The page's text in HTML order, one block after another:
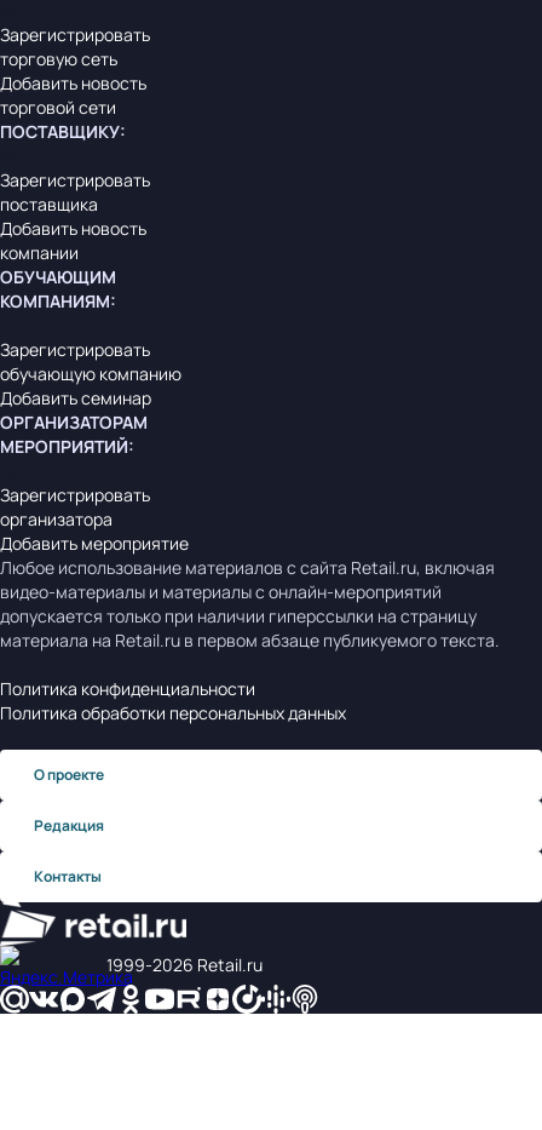
Зарегистрировать
торговую сеть
Добавить новость
торговой сети
ПОСТАВЩИКУ:
Зарегистрировать
поставщика
Добавить новость
компании
ОБУЧАЮЩИМ
КОМПАНИЯМ:
Зарегистрировать
обучающую компанию
Добавить семинар
ОРГАНИЗАТОРАМ
МЕРОПРИЯТИЙ:
Зарегистрировать
организатора
Добавить мероприятие
Любое использование материалов с сайта Retail.ru, включая
видео-материалы и материалы с онлайн-мероприятий
допускается только при наличии гиперссылки на страницу
материала на Retail.ru в первом абзаце публикуемого текста.
Политика конфиденциальности
Политика обработки персональных данных
О проекте
Редакция
Контакты
1999‑2026 Retail.ru